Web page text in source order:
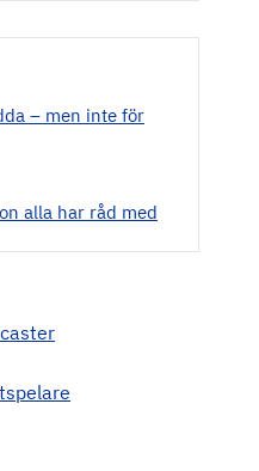
– men inte för
alla har råd med